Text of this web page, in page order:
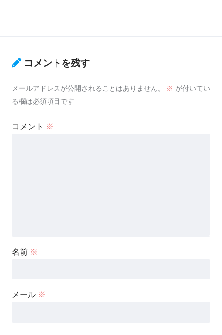
コメントを残す
メールアドレスが公開されることはありません。 ※ が付いてい
る欄は必須項目です
コメント ※
名前 ※
メール ※